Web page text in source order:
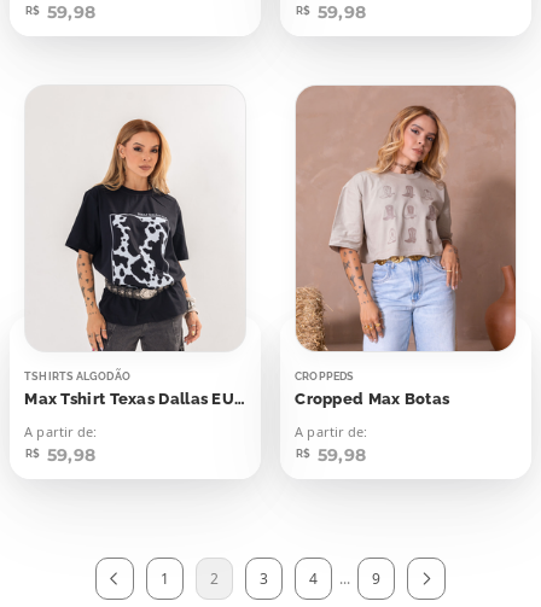
R$ 59,98 R$ 59,98
TSHIRTS ALGODÃO
Max Tshirt Texas Dallas EUA Quadro Vaca
A partir de:
R$ 59,98
CROPPEDS
Cropped Max Botas
A partir de:
R$ 59,98
1 2 3 4 ... 9